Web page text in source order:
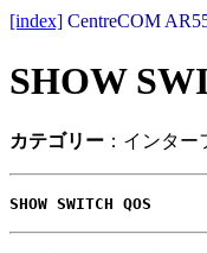
[index] CentreCOM
SHOW
カテゴリー ：インタ
SHOW SWITCH QOS